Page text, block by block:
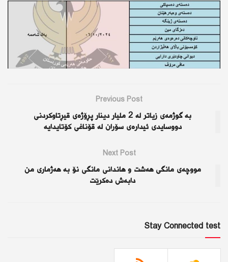
Previous Post
بە گوژمەی زیاتر لە 2 ملیار دینار پڕۆژەی قیڕتاوكردنی
دووسایدی ئیدارەی سۆران لە قۆناغی كۆتایدایە
Next Post
مووچەی مانگی هەشت و هاندانی مانگی نۆ بە هەژماری من
دابەش دەکرێت
Stay Connected test